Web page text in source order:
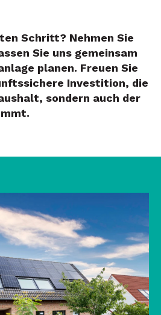
Schritt? Nehmen Sie
Sie uns gemeinsam
planen. Freuen Sie
Investition, die
sondern auch der